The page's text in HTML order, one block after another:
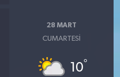
28 MART
CUMARTESI
10°